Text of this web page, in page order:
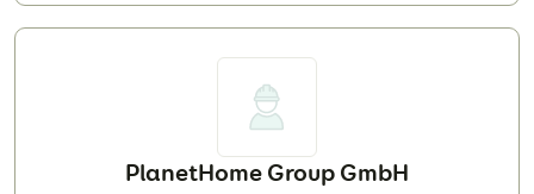
PlanetHome Group GmbH